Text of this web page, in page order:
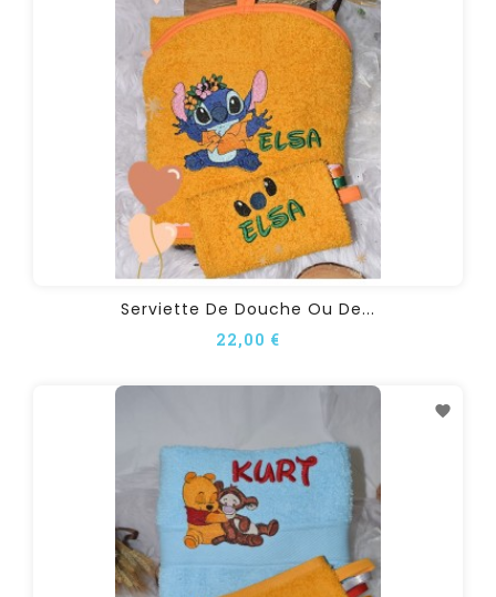
Serviette De Douche Ou De...
22,00 €